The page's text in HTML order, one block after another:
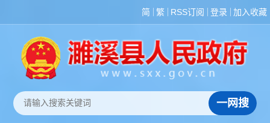
简 繁 RSS订阅 登录 加入收藏